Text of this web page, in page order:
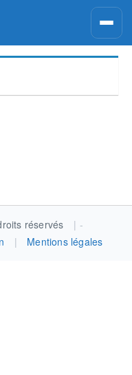
réservés
|
| Mentions légales